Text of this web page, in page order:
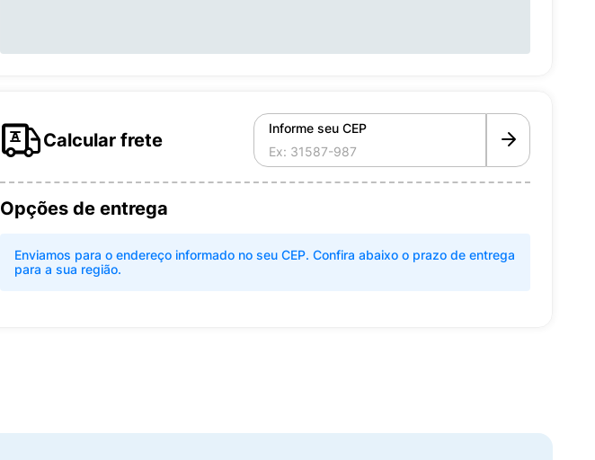
Calcular frete
Informe seu CEP
Opções de entrega
Enviamos para o endereço informado no seu CEP. Confira abaixo o prazo de entrega
para a sua região.